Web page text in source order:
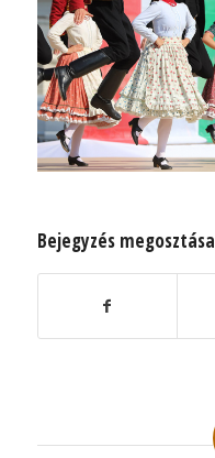
Bejegyzés megosztása